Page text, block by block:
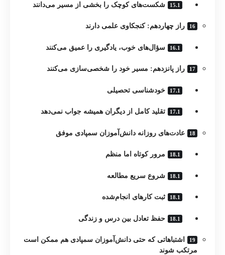
شکست‌های کوچک را بخشی از مسیر می‌دانند
راز چهاردهم: کنجکاوی علمی دارند
سؤال‌های خوب، یادگیری را عمیق می‌کنند
راز پانزدهم: مسیر خود را شخصی‌سازی می‌کنند
خودشناسی تحصیلی
تقلید کامل از دیگران همیشه جواب نمی‌دهد
عادت‌های روزانه دانش‌آموزان سمپادی موفق
مرور کوتاه اما منظم
شروع سریع مطالعه
ثبت کارهای انجام‌شده
حفظ تعادل بین درس و زندگی
اشتباهاتی که حتی دانش‌آموزان سمپادی هم ممکن است
مرتکب شوند